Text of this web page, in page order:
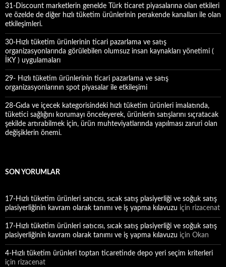
31-Discount marketlerin genelde Türk ticaret piyasalarına olan etkileri
ve özelde de diğer hızlı tüketim ürünlerinin perakende kanalları ile olan
etkileşimleri.
30-Hızlı tüketim ürünlerinin ticari pazarlama ve satış
organizasyonlarında görülebilen olumsuz insan kaynakları yönetimi (
İKY ) uygulamaları
29- Hızlı tüketim ürünlerinin ticari pazarlama ve satış
organizasyonlarının spot piyasalar ile etkileşimi
28-Gıda ve içecek kategorisindeki hızlı tüketim ürünleri imalatında,
tüketici sağlığını korumayı önceleyerek, ürünlerin satışlarını sıçratacak
şekilde artırabilmek için, ürün muhteviyatlarında yapılması zaruri olan
değişiklerin önemi.
SON YORUMLAR
17-Hızlı tüketim ürünleri satıcısı, sıcak satış plasiyerliği ve soğuk satış
plasiyerliğinin kavram olarak tanımı ve iş yapma kılavuzu için rizacenat
17-Hızlı tüketim ürünleri satıcısı, sıcak satış plasiyerliği ve soğuk satış
plasiyerliğinin kavram olarak tanımı ve iş yapma kılavuzu için Okan
4-Hızlı tüketim ürünleri toptan ticaretinde depo yeri seçim kriterleri
için rizacenat